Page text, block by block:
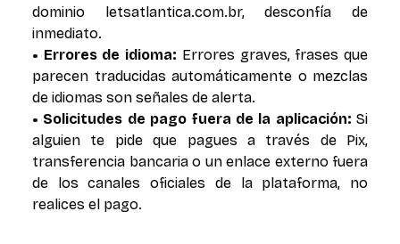
dominio letsatlantica.com.br, desconfía de
inmediato.
• Errores de idioma: Errores graves, frases que
parecen traducidas automáticamente o mezclas
de idiomas son señales de alerta.
• Solicitudes de pago fuera de la aplicación: Si
alguien te pide que pagues a través de Pix,
transferencia bancaria o un enlace externo fuera
de los canales oficiales de la plataforma, no
realices el pago.